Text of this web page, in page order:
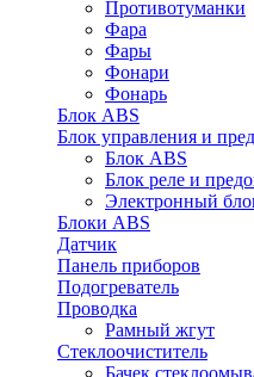
Противотуманки
Фара
Фары
Фонари
Фонарь
Блок ABS
Блок управления и
Блок ABS
Блок реле и
Электронный
Блоки ABS
Датчик
Панель приборов
Подогреватель
Проводка
Рамный жгут
Стеклоочиститель
Бачек